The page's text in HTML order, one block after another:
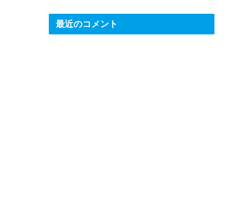
最近のコメント